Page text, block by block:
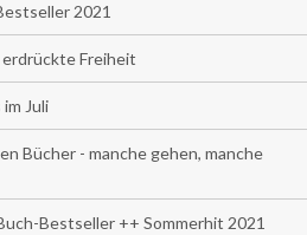
2021
erdrückte Freiheit
Juli
Bücher - manche gehen, manche
Bestseller ++ Sommerhit 2021